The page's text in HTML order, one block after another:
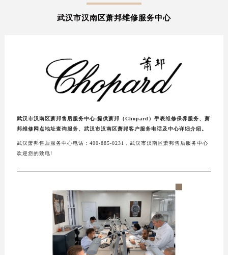
武汉市汉南区萧邦维修服务中心
武汉市汉南区萧邦售后服务中心:提供萧邦（Chopard）手表维修保养服务、萧
邦维修网点地址查询服务、武汉市汉南区萧邦客户服务电话及中心详细介绍。
武汉萧邦售后服务中心电话：400-885-0231，武汉市汉南区萧邦售后服务中心
欢迎您的致电!